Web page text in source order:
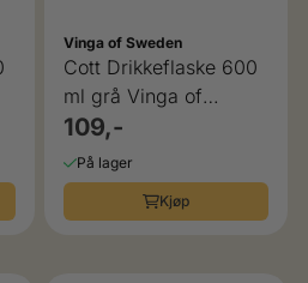
Vinga of Sweden
Cott Drikkeflaske 600
ml grå Vinga of
Sweden
109,-
På lager
Kjøp